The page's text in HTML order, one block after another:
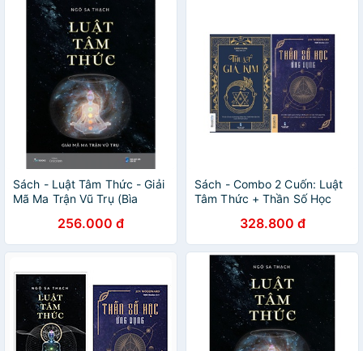
Sách - Luật Tâm Thức - Giải
Mã Ma Trận Vũ Trụ (Bìa
256.000 đ
Sách - Combo 2 Cuốn: Luật
Tâm Thức + Thần Số Học
328.800 đ